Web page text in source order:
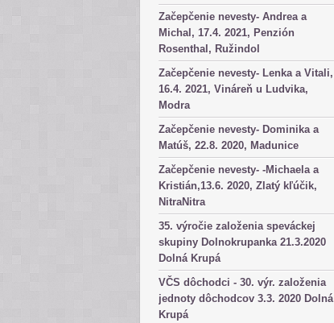
Začepčenie nevesty- Andrea a
Michal, 17.4. 2021, Penzión
Rosenthal, Ružindol
Začepčenie nevesty- Lenka a Vitali,
16.4. 2021, Vináreň u Ludvika,
Modra
Začepčenie nevesty- Dominika a
Matúš, 22.8. 2020, Madunice
Začepčenie nevesty- -Michaela a
Kristián,13.6. 2020, Zlatý kľúčik,
NitraNitra
35. výročie založenia speváckej
skupiny Dolnokrupanka 21.3.2020
Dolná Krupá
VČS dôchodci - 30. výr. založenia
jednoty dôchodcov 3.3. 2020 Dolná
Krupá